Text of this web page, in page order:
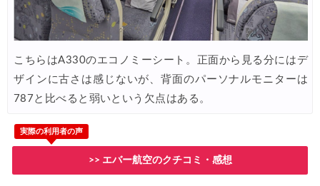
04/20 Trip.com) ベトナム旅行 最大50%OFFセール
04/20 Trip.com) ベトナム航空 10%OFFクーポン
04/20 Trip.com) ホテル 最大2,500円OFFクーポン
04/20 Trip.com) 海外航空券 最大2,500円OFFクーポン
04/15 HIS) 海外ツアー緊急タイムセール
HIS) 海外ツアー緊急タイムセール(関西発)
こちらはA330のエコノミーシート。正面から見る分にはデ
ザインに古さは感じないが、背面のパーソナルモニターは
787と比べると弱いという欠点はある。
実際の利用者の声
>> エバー航空のクチコミ・感想